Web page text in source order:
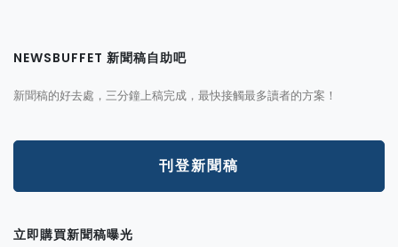
NEWSBUFFET 新聞稿自助吧
新聞稿的好去處，三分鐘上稿完成，最快接觸最多讀者的方案！
刊登新聞稿
立即購買新聞稿曝光